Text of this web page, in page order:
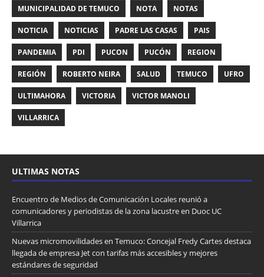
MUNICIPALIDAD DE TEMUCO NOTA NOTAS
NOTICIA NOTICIAS PADRE LAS CASAS PAIS
PANDEMIA PDI PUCON PUCÓN REGION
REGIÓN ROBERTO NEIRA SALUD TEMUCO UFRO
ULTIMAHORA VICTORIA VICTOR MANOLI
VILLARRICA
ULTIMAS NOTAS
Encuentro de Medios de Comunicación Locales reunió a
comunicadores y periodistas de la zona lacustre en Duoc UC
Villarrica
Nuevas micromovilidades en Temuco: Concejal Fredy Cartes destaca
llegada de empresa Jet con tarifas más accesibles y mejores
estándares de seguridad